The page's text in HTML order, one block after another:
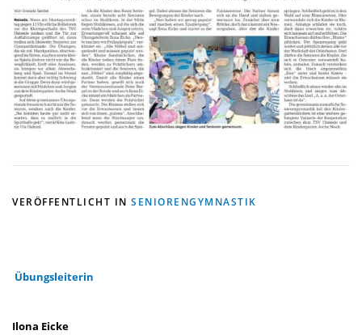
VERÖFFENTLICHT IN SENIORENGYMNASTIK
Übungsleiterin
Ilona Eicke